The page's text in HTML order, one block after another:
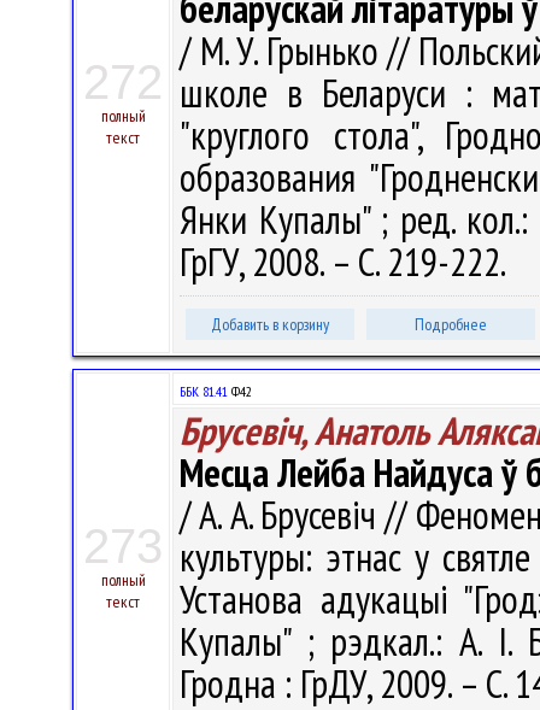
272
полный
текст
/ М. У. Грынько //
школе в Беларуси :
"круглого стола",
образования
Янки Купалы" ; ред.
ГрГУ, 2008. – С. 219-222.
Добавить в корзину Подробнее
273
полный
текст
ББК 81.41 Ф42
Брусевіч, Анатоль
Месца Лейба Найдуса ў
/ А. А. Брусевіч //
культуры: этнас у
Установа адукацыі
Купалы" ; рэдкал.: А. І.
Гродна : ГрДУ, 2009. – С.